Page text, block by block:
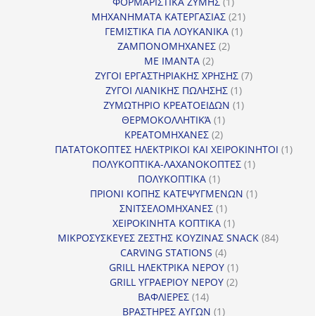
προϊόν
ΜΗΧΑΝΗΜΑΤΑ ΚΑΤΕΡΓΑΣΙΑΣ 2121
προϊόντα
ΓΕΜΙΣΤΙΚΑ ΓΙΑ ΛΟΥΚΑΝΙΚΑ 11
ΖΑΜΠΟΝΟΜΗΧΑΝΕΣ 22
ΜΕ ΙΜΑΝΤΑ 22
προϊόντα
ΖΥΓΟΙ ΕΡΓΑΣΤΗΡΙΑΚΗΣ ΧΡΗΣΗΣ 77
ΖΥΓΟΙ ΛΙΑΝΙΚΗΣ ΠΩΛΗΣΗΣ 11
προϊόν
ΖΥΜΩΤΗΡΙΟ ΚΡΕΑΤΟΕΙΔΩΝ 11
ΘΕΡΜΟΚΟΛΛΗΤΙΚΆ 11
προϊόν
ΚΡΕΑΤΟΜΗΧΑΝΕΣ 22
προϊόντα
ΠΑΤΑΤΟΚΟΠΤΕΣ ΗΛΕΚΤΡΙΚΟΙ ΚΑΙ ΧΕΙΡΟΚΙΝΗΤΟΙ 11
ΠΟΛΥΚΟΠΤΙΚΑ-ΛΑΧΑΝΟΚΟΠΤΕΣ 11
ΠΟΛΥΚΟΠΤΙΚΑ 11
προϊόν
ΠΡΙΟΝΙ ΚΟΠΗΣ ΚΑΤΕΨΥΓΜΕΝΩΝ 11
ΣΝΙΤΣΕΛΟΜΗΧΑΝΕΣ 11
προϊόν
ΧΕΙΡΟΚΙΝΗΤΑ ΚΟΠΤΙΚΑ 11
προϊόν
ΜΙΚΡΟΣΥΣΚΕΥΕΣ ΖΕΣΤΗΣ ΚΟΥΖΙΝΑΣ SNACK 8484
CARVING STATIONS 44
προϊόντα
GRILL ΗΛΕΚΤΡΙΚΑ ΝΕΡΟΥ 11
προϊόν
GRILL ΥΓΡΑΕΡΙΟΥ ΝΕΡΟΥ 22
ΒΑΦΛΙΕΡΕΣ 1414
προϊόντα
ΒΡΑΣΤΗΡΕΣ ΑΥΓΩΝ 11